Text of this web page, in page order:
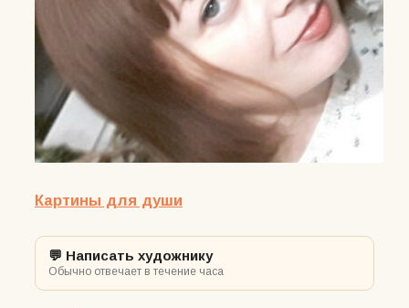
Картины для души
💬 Написать художнику
Обычно отвечает в течение часа